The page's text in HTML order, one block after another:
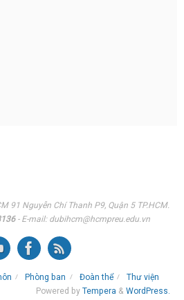
91 Nguyễn Chí Thanh P9, Quận 5 TP.HCM.
- E-mail: dubihcm@hcmpreu.edu.vn
Phòng ban Đoàn thể
Thư viện
Powered by Tempera & WordPress.